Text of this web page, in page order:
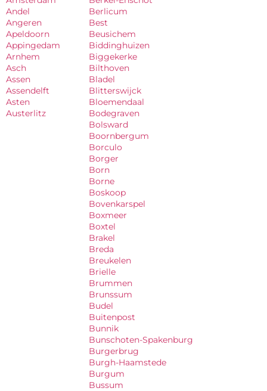
Andel
Angeren
Apeldoorn
Appingedam
Arnhem
Asch
Assen
Assendelft
Asten
Austerlitz
Berlicum
Best
Beusichem
Biddinghuizen
Biggekerke
Bilthoven
Bladel
Blitterswijck
Bloemendaal
Bodegraven
Bolsward
Boornbergum
Borculo
Borger
Born
Borne
Boskoop
Bovenkarspel
Boxmeer
Boxtel
Brakel
Breda
Breukelen
Brielle
Brummen
Brunssum
Budel
Buitenpost
Bunnik
Bunschoten-Spakenburg
Burgerbrug
Burgh-Haamstede
Burgum
Bussum